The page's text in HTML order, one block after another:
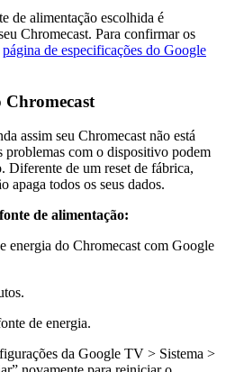
de alimentação escolhida é
Chromecast. Para confirmar os
página de especificações do Google
Chromecast
assim seu Chromecast não está
problemas com o dispositivo podem
Diferente de um reset de fábrica,
apaga todos os seus dados.
de alimentação:
energia do Chromecast com Google
de energia.
da Google TV > Sistema >